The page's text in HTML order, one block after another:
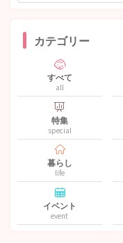
カテゴリー
すべて
all
特集
special
暮らし
life
イベント
event